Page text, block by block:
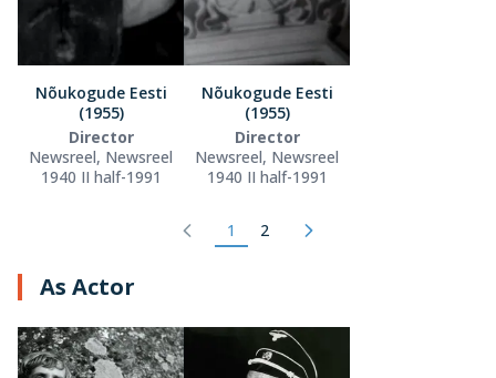
Nõukogude Eesti
(1955)
Director
Newsreel, Newsreel
1940 II half-1991
Nõukogude Eesti
(1955)
Director
Newsreel, Newsreel
1940 II half-1991
1 2
As Actor